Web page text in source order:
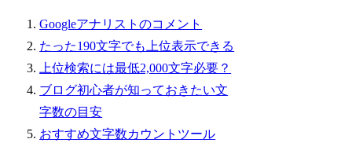
Googleアナリストのコメント
たった190文字でも上位表示できる
上位検索には最低2,000文字必要？
ブログ初心者が知っておきたい文
字数の目安
おすすめ文字数カウントツール